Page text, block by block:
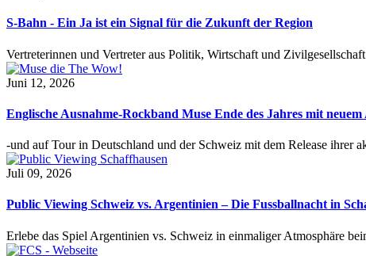
S-Bahn - Ein Ja ist ein Signal für die Zukunft der Region
Vertreterinnen und Vertreter aus Politik, Wirtschaft und
Juni 12, 2026
Englische Ausnahme-Rockband Muse Ende des Jahres mit
-und auf Tour in Deutschland und der Schweiz mit dem Release
Juli 09, 2026
Public Viewing Schweiz vs. Argentinien – Die Fussballnacht in
Erlebe das Spiel Argentinien vs. Schweiz in einmaliger Atmosphäre